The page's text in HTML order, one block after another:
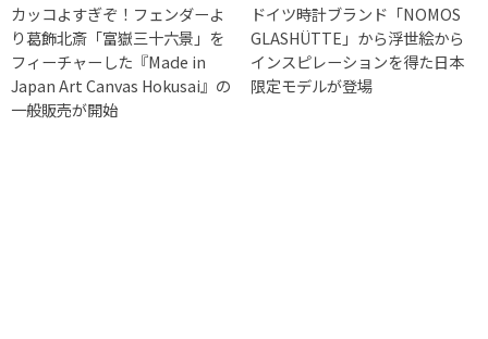
カッコよすぎぞ！フェンダーよ
り葛飾北斎「富嶽三十六景」を
フィーチャーした『Made in
Japan Art Canvas Hokusai』の
一般販売が開始
ドイツ時計ブランド「NOMOS
GLASHÜTTE」から浮世絵から
インスピレーションを得た日本
限定モデルが登場